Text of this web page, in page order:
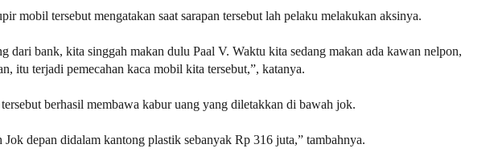
mobil tersebut mengatakan saat sarapan tersebut lah pelaku melakukan aksinya.
dari bank, kita singgah makan dulu Paal V. Waktu kita sedang makan ada kawan nelpon,
itu terjadi pemecahan kaca mobil kita tersebut,”, katanya.
berhasil membawa kabur uang yang diletakkan di bawah jok.
depan didalam kantong plastik sebanyak Rp 316 juta,” tambahnya.